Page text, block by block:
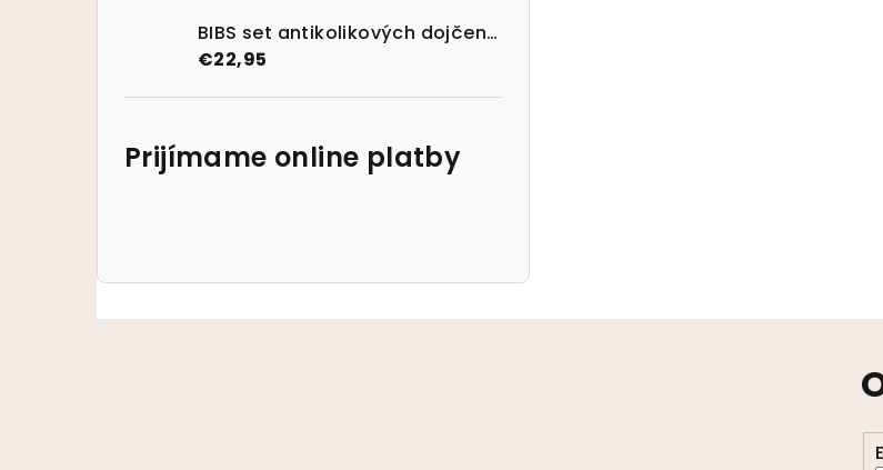
BIBS set antikolikových dojčenských fliaš so silikónovým cumlíkom, Ivory
€22,95
Prijímame online platby